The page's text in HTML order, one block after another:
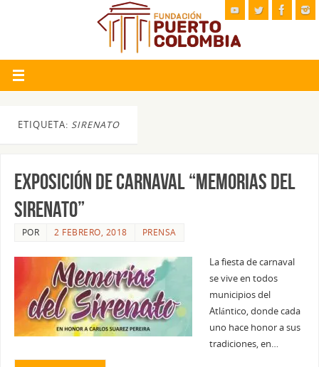
ETIQUETA: SIRENATO
Exposición de Carnaval “Memorias del
Sirenato”
POR 2 FEBRERO, 2018 PRENSA
La fiesta de carnaval
se vive en todos
municipios del
Atlántico, donde cada
uno hace honor a sus
tradiciones, en…